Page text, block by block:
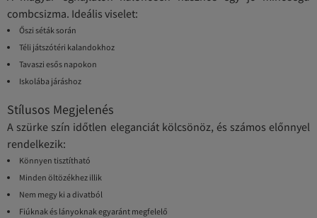
combcsizma. Ideális viselet:
Őszi séták során
Téli játszótéri kalandokhoz
Tavaszi esős napokon
Iskolába járáshoz
Stílusos Megjelenés
A szürke szín időtlen eleganciát kölcsönöz, és számos előnnyel
rendelkezik:
Könnyen tisztítható
Minden öltözékhez illik
Nem megy ki a divatból
Fiúknak és lányoknak egyaránt megfelelő